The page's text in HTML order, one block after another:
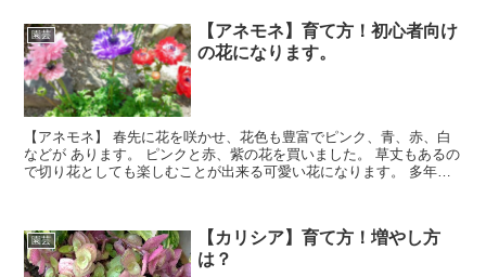
園芸
【アネモネ】育て方！初心者向け
の花になります。
【アネモネ】 春先に花を咲かせ、花色も豊富でピンク、青、赤、白
などが あります。 ピンクと赤、紫の花を買いました。 草丈もあるの
で切り花としても楽しむことが出来る可愛い花になります。 多年草
園芸
【カリシア】育て方！増やし方
は？